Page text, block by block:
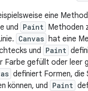
eine
und Paint Methoden
Canvas hat eine
und Paint
Farbe gefüllt oder leer
definiert Formen, die
können, und Paint